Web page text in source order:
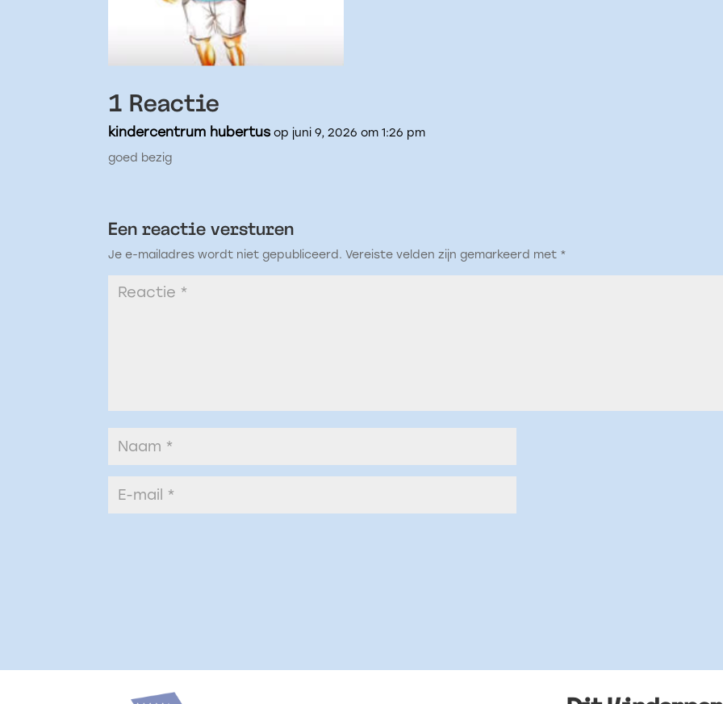
1 Reactie
kindercentrum hubertus op juni 9, 2026 om 1:26 pm
goed bezig
Een reactie versturen
Je e-mailadres wordt niet gepubliceerd. Vereiste velden zijn gemarkeerd met *